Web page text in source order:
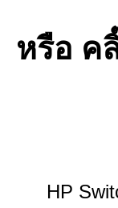
หรือ ค
HP